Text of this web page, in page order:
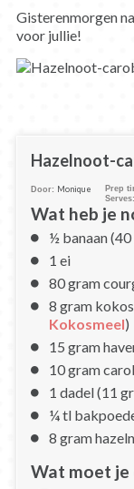
Gisterenmorgen
voor jullie!
Hazelnoot-
Door: Monique Prep
Serves:
Wat heb je
½ banaan
1 ei
80 gram
8 gram
Kokosmeel)
15 gram
10 gram
1 dadel (11
¼ tl
8 gram
Wat moet je